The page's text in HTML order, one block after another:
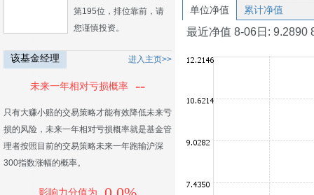
第195位，排位靠前，请
您谨慎投资。
该基金经理 进入主页>>
未来一年相对亏损概率 --
只有大赚小赔的交易策略才能有效降低未来亏
损的风险，未来一年相对亏损概率就是基金管
理者按照目前的交易策略未来一年跑输沪深
300指数涨幅的概率。
影响力分值为
单位净值 累计净值
最近净值 8-06日: 9.2890